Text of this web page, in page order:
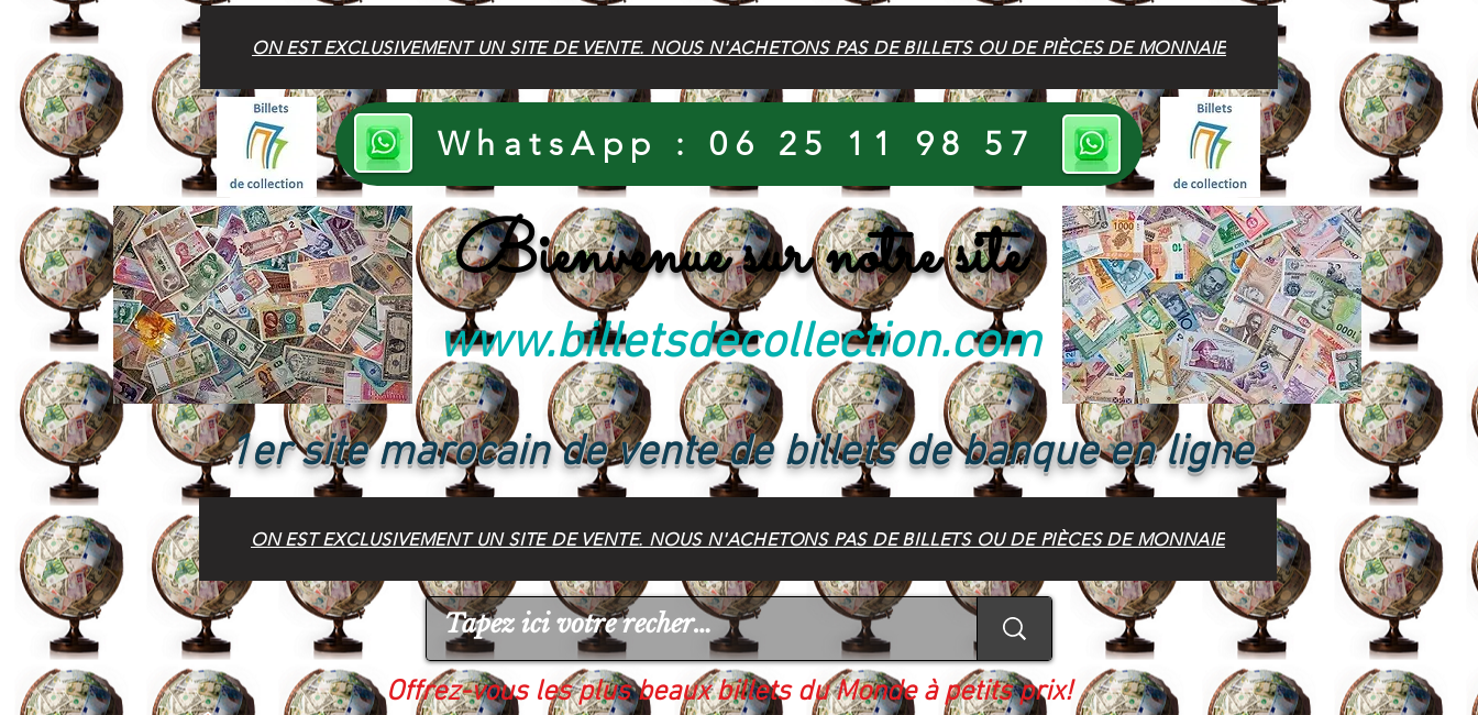
ON EST EXCLUSIVEMENT UN SITE DE VENTE. NOUS N'ACHETONS PAS DE BILLETS OU DE PIÈCES DE MONNAIE
WhatsApp : 06 25 11 98 57
Bienvenue sur notre site
www.billetsdecollection.com
1er site marocain de vente de billets de banque en ligne
ON EST EXCLUSIVEMENT UN SITE DE VENTE. NOUS N'ACHETONS PAS DE BILLETS OU DE PIÈCES DE MONNAIE
Offrez-vous les plus beaux billets du Monde à petits prix!